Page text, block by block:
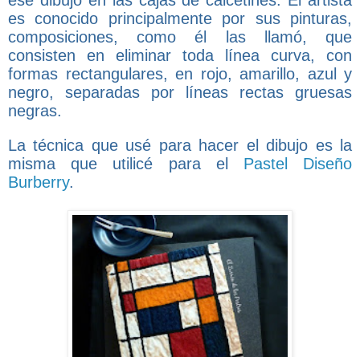
es conocido principalmente por sus pinturas,
composiciones, como él las llamó, que
consisten en eliminar toda línea curva, con
formas rectangulares, en rojo, amarillo, azul y
negro, separadas por líneas rectas gruesas
negras.
La técnica que usé para hacer el dibujo es la
misma que utilicé para el Pastel Diseño
Burberry.